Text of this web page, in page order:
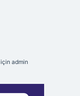
için admin